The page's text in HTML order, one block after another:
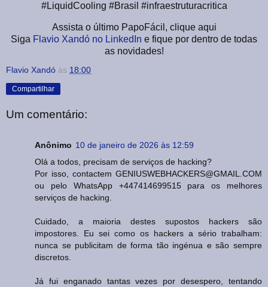
#LiquidCooling #Brasil #infraestruturacritica
Assista o último PapoFácil, clique aqui
Siga Flavio Xandó no LinkedIn e fique por dentro de todas
as novidades!
Flavio Xandó às 18:00
Compartilhar
Um comentário:
Anônimo 10 de janeiro de 2026 às 12:59
Olá a todos, precisam de serviços de hacking?
Por isso, contactem GENIUSWEBHACKERS@GMAIL.COM
ou pelo WhatsApp +447414699515 para os melhores
serviços de hacking.
Cuidado, a maioria destes supostos hackers são
impostores. Eu sei como os hackers a sério trabalham:
nunca se publicitam de forma tão ingénua e são sempre
discretos.
Já fui enganado tantas vezes por desespero, tentando